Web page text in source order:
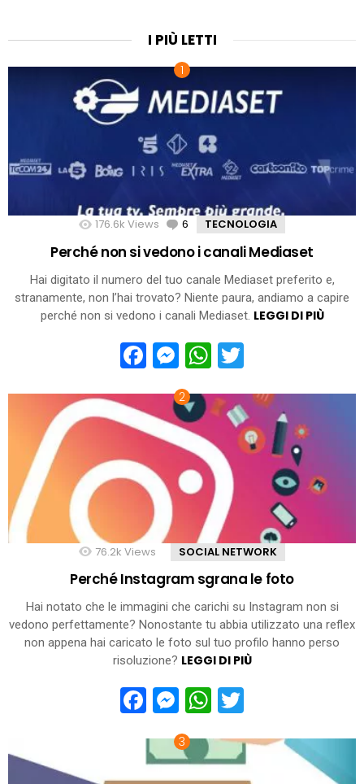
I PIÙ LETTI
176.6k Views 6 Comments
TECNOLOGIA
Perché non si vedono i canali Mediaset
Hai digitato il numero del tuo canale Mediaset preferito e,
stranamente, non l’hai trovato? Niente paura, andiamo a capire
perché non si vedono i canali Mediaset. LEGGI DI PIÙ
Facebook
Messenger
WhatsApp
76.2k Views SOCIAL NETWORK
Perché Instagram sgrana le foto
Hai notato che le immagini che carichi su Instagram non si
vedono perfettamente? Nonostante tu abbia utilizzato una reflex
non appena hai caricato le foto sul tuo profilo hanno perso
risoluzione? LEGGI DI PIÙ
Facebook
Messenger
WhatsApp